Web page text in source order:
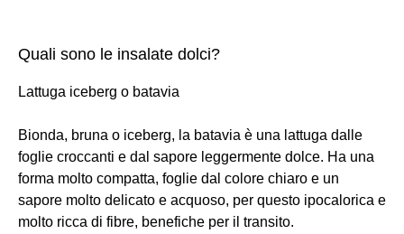
Quali sono le insalate dolci?
Lattuga iceberg o batavia
Bionda, bruna o iceberg, la batavia è una lattuga dalle
foglie croccanti e dal sapore leggermente dolce. Ha una
forma molto compatta, foglie dal colore chiaro e un
sapore molto delicato e acquoso, per questo ipocalorica e
molto ricca di fibre, benefiche per il transito.